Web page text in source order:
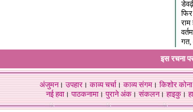
गत,
इस रचना
अंजुमन।उपहार।काव्य चर्चा।काव्य संगम।किशोर कोना
नई हवा। पाठकनामा। पुराने अंक। संकलन। हाइकु।